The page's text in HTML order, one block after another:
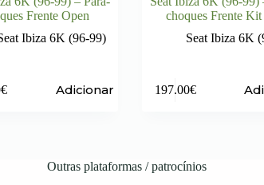
Frente Open
Ibiza 6K (96-99)
€ Adicionar
choques Frente Kit
Seat Ibiza 6K
197.00€
Outras plataformas / patrocínios